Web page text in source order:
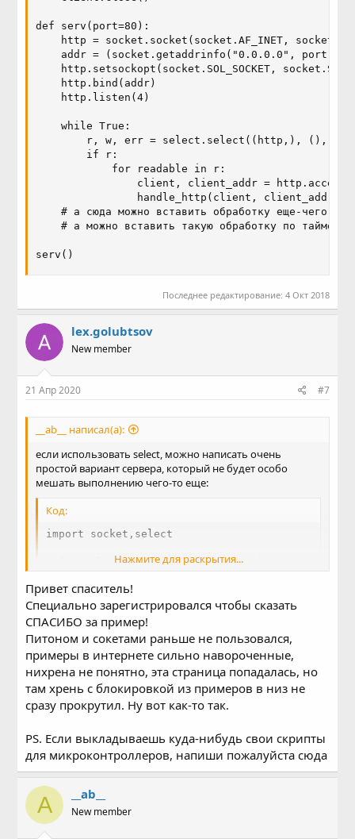
def serv(port=80):
http = socket.socket(socket.AF_INET,
addr = (socket.getaddrinfo("0.0.0.0",
http.setsockopt(socket.SOL_SOCKET,
    http.bind(addr)
    http.listen(4)
    while True:
r, w, err = select.select((http,), (),
        if r:
            for readable in r:
client, client_addr =
                handle_http(client, client_addr)
    # a cюда можно вставить обработку еще-чего-то
    # а можно вставить такую обработку по таймеру
serv()
Последнее редактирование: 4 Окт 2018
lex.golubtsov
New member
21 Апр 2020 #7
__ab__ написал(а):
если использовать select, можно написать очень
простой вариант сервера, который не будет особо
мешать выполнению чего-то еще:
Код:
import socket,select
def handle_http(client, client_addr):
    client.close()
..........
Нажмите для раскрытия...
Привет спаситель!
Специально зарегистрировался чтобы сказать
СПАСИБО за пример!
Питоном и сокетами раньше не пользовался,
примеры в интернете сильно навороченные,
нихрена не понятно, эта страница попадалась, но
там хрень с блокировкой из примеров в низ не
сразу прокрутил. Ну вот как-то так.
PS. Если выкладываешь куда-нибудь свои скрипты
для микроконтроллеров, напиши пожалуйста сюда
A __ab__
New member